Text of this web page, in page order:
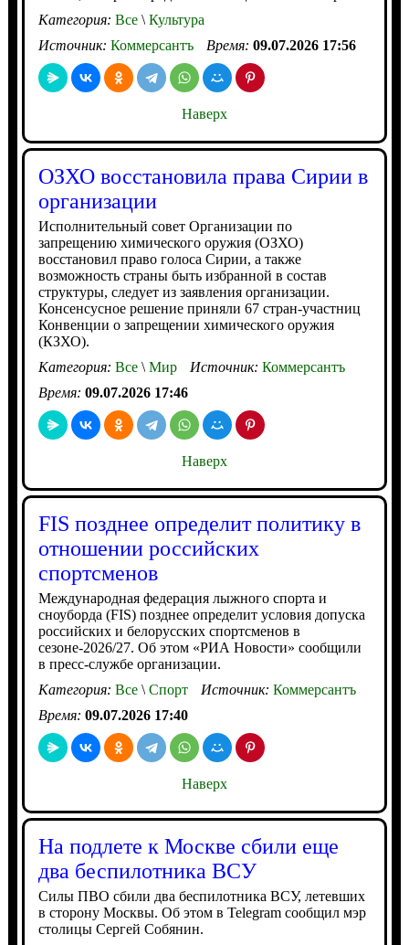
Категория: Все\Культура
Источник: Коммерсантъ Время: 09.07.2026 17:56
Наверх
ОЗХО восстановила права Сирии в
организации
Исполнительный совет Организации по
запрещению химического оружия (ОЗХО)
восстановил право голоса Сирии, а также
возможность страны быть избранной в состав
структуры, следует из заявления организации.
Консенсусное решение приняли 67 стран-участниц
Конвенции о запрещении химического оружия
(КЗХО).
Категория: Все\Мир Источник: Коммерсантъ
Время: 09.07.2026 17:46
Наверх
FIS позднее определит политику в
отношении российских
спортсменов
Международная федерация лыжного спорта и
сноуборда (FIS) позднее определит условия допуска
российских и белорусских спортсменов в
сезоне-2026/27. Об этом «РИА Новости» сообщили
в пресс-службе организации.
Категория: Все\Спорт Источник: Коммерсантъ
Время: 09.07.2026 17:40
Наверх
На подлете к Москве сбили еще
два беспилотника ВСУ
Силы ПВО сбили два беспилотника ВСУ, летевших
в сторону Москвы. Об этом в Telegram сообщил мэр
столицы Сергей Собянин.